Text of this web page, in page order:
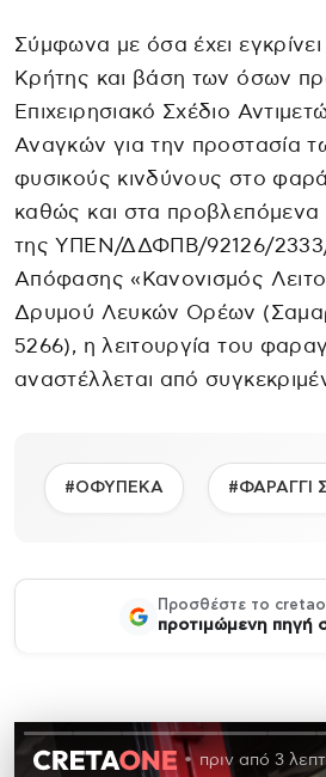
Σύμφωνα με όσα έχει εγκρίνει
Κρήτης και βάση των όσων
Επιχειρησιακό Σχέδιο
Αναγκών για την προστασία
φυσικούς κινδύνους στο
καθώς και στα
της ΥΠΕΝ/ΔΔΦΠΒ/92126/2333/
Απόφασης «Κανονισμός
Δρυμού Λευκών Ορέων
5266), η λειτουργία του
αναστέλλεται από
#ΟΦΥΠΕΚΑ #ΦΑΡΑΓΓΙ
Προσθέστε το
προτιμώμενη πηγή
πριν από 3